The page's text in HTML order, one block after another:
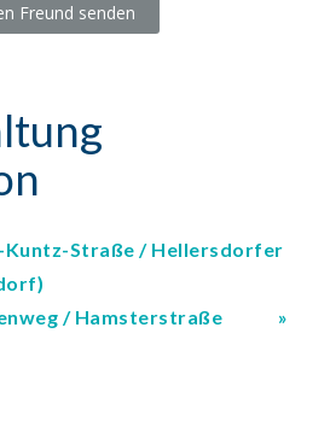
Freund senden
Straße / Hellersdorfer
/ Hamsterstraße